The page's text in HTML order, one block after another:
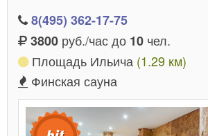
8(495) 362-17-75
3800 руб./час до 10 чел.
Площадь Ильича (1.29 км)
Финская сауна